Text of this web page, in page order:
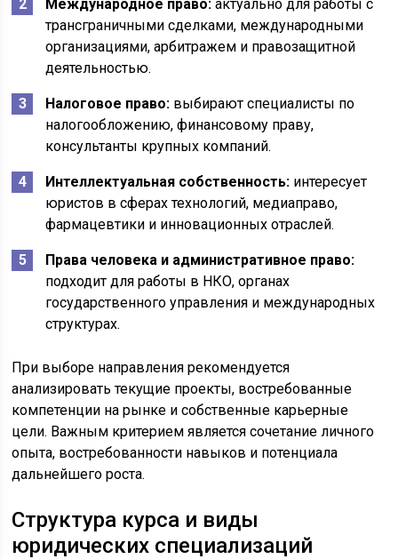
Международное право: актуально для работы с
трансграничными сделками, международными
организациями, арбитражем и правозащитной
деятельностью.
Налоговое право: выбирают специалисты по
налогообложению, финансовому праву,
консультанты крупных компаний.
Интеллектуальная собственность: интересует
юристов в сферах технологий, медиаправо,
фармацевтики и инновационных отраслей.
Права человека и административное право:
подходит для работы в НКО, органах
государственного управления и международных
структурах.
При выборе направления рекомендуется
анализировать текущие проекты, востребованные
компетенции на рынке и собственные карьерные
цели. Важным критерием является сочетание личного
опыта, востребованности навыков и потенциала
дальнейшего роста.
Структура курса и виды
юридических специализаций